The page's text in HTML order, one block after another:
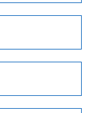
Cr(VI)
式承認
ンス
KR型式
（韓国
No
合状況ページへ
ご検索ください